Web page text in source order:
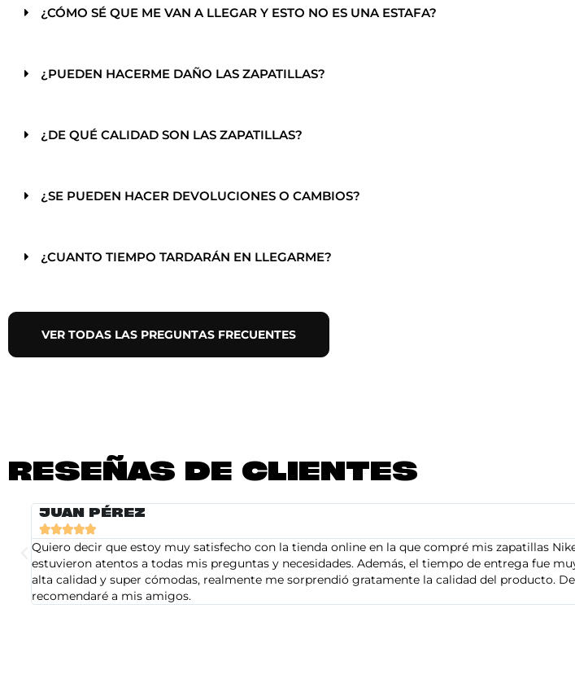
¿CÓMO SÉ QUE ME VAN A LLEGAR Y ESTO NO ES UNA ESTAFA?
¿PUEDEN HACERME DAÑO LAS ZAPATILLAS?
¿DE QUÉ CALIDAD SON LAS ZAPATILLAS?
¿SE PUEDEN HACER DEVOLUCIONES O CAMBIOS?
¿CUANTO TIEMPO TARDARÁN EN LLEGARME?
VER TODAS LAS PREGUNTAS FRECUENTES
RESEÑAS DE CLIENTES
JUAN PÉREZ

Quiero decir que estoy muy satisfecho con la tienda online en la que compré mis zapatillas
estuvieron atentos a todas mis preguntas y necesidades. Además, el tiempo de entrega fue
alta calidad y super cómodas, realmente me sorprendió gratamente la calidad del producto.
recomendaré a mis amigos.